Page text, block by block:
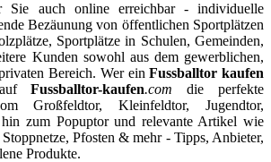
Sie auch online erreichbar - individuelle
Bezäunung von öffentlichen Sportplätzen
Sportplätze in Schulen, Gemeinden,
Kunden sowohl aus dem gewerblichen,
Bereich. Wer einFussballtor kaufen
aufFussballtor-kaufen.com die perfekte
Großfeldtor, Kleinfeldtor, Jugendtor,
zum Popuptor und relevante Artikel wie
Pfosten & mehr - Tipps, Anbieter,
Produkte.